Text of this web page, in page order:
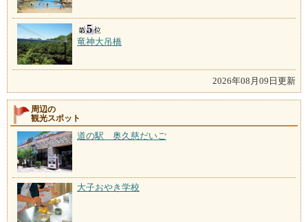
竜神大吊橋
2026年08月09日更新
周辺の
観光スポット
道の駅 奥久慈だいご
大子おやき学校